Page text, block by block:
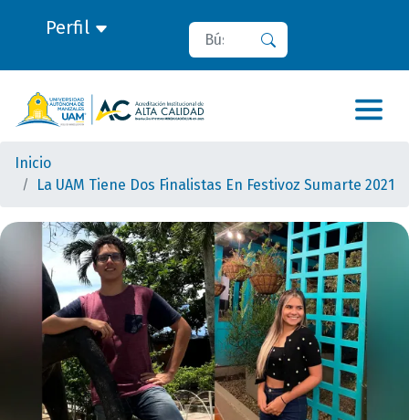
Perfil Buscar
Inicio
La UAM Tiene Dos Finalistas En Festivoz Sumarte 2021